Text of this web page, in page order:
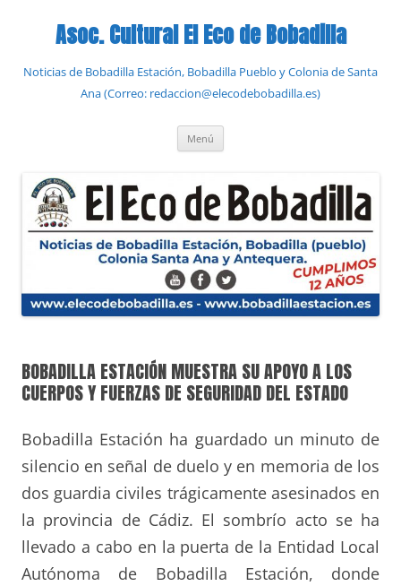
contenidoAsoc. Cultural El Eco de Bobadilla
Noticias de Bobadilla Estación, Bobadilla Pueblo y Colonia de Santa
Ana (Correo: redaccion@elecodebobadilla.es)
Menú
BOBADILLA ESTACIÓN MUESTRA SU APOYO A LOS
CUERPOS Y FUERZAS DE SEGURIDAD DEL ESTADO
Bobadilla Estación ha guardado un minuto de
silencio en señal de duelo y en memoria de los
dos guardia civiles trágicamente asesinados en
la provincia de Cádiz. El sombrío acto se ha
llevado a cabo en la puerta de la Entidad Local
Autónoma de Bobadilla Estación, donde